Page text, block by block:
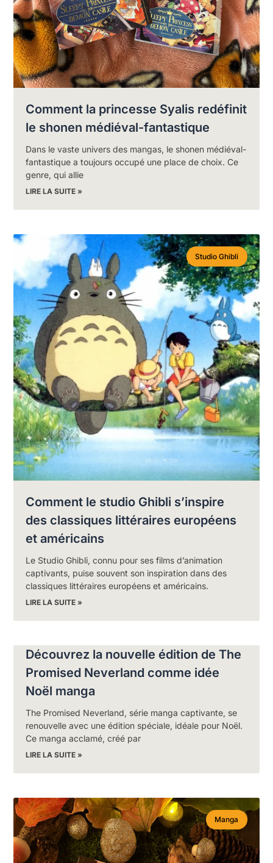
Comment la princesse Syalis redéfinit
le shonen médiéval-fantastique
Dans le vaste univers des mangas, le shonen médiéval-
fantastique a toujours occupé une place de choix. Ce
genre, qui allie
LIRE LA SUITE »
Studio Ghibli
Comment le studio Ghibli s’inspire
des classiques littéraires européens
et américains
Le Studio Ghibli, connu pour ses films d’animation
captivants, puise souvent son inspiration dans des
classiques littéraires européens et américains.
LIRE LA SUITE »
Découvrez la nouvelle édition de The
Promised Neverland comme idée
Noël manga
The Promised Neverland, série manga captivante, se
renouvelle avec une édition spéciale, idéale pour Noël.
Ce manga acclamé, créé par
LIRE LA SUITE »
Manga